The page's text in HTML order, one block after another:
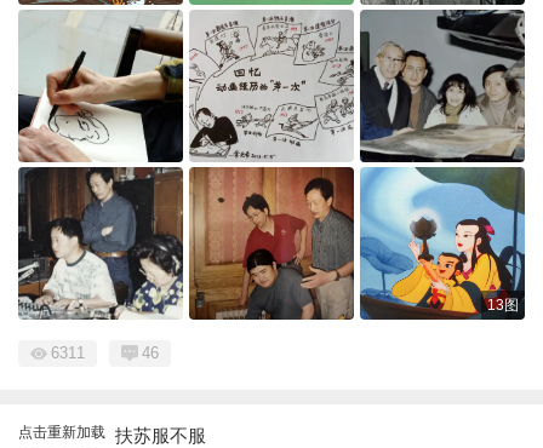
13图
6311 46
点击重新加载 扶苏服不服